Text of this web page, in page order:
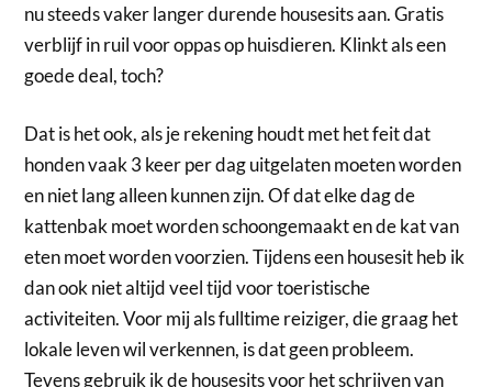
nu steeds vaker langer durende housesits aan. Gratis
verblijf in ruil voor oppas op huisdieren. Klinkt als een
goede deal, toch?
Dat is het ook, als je rekening houdt met het feit dat
honden vaak 3 keer per dag uitgelaten moeten worden
en niet lang alleen kunnen zijn. Of dat elke dag de
kattenbak moet worden schoongemaakt en de kat van
eten moet worden voorzien. Tijdens een housesit heb ik
dan ook niet altijd veel tijd voor toeristische
activiteiten. Voor mij als fulltime reiziger, die graag het
lokale leven wil verkennen, is dat geen probleem.
Tevens gebruik ik de housesits voor het schrijven van